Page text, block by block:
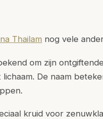
Thailam nog vele
om zijn
De naam
kruid voor